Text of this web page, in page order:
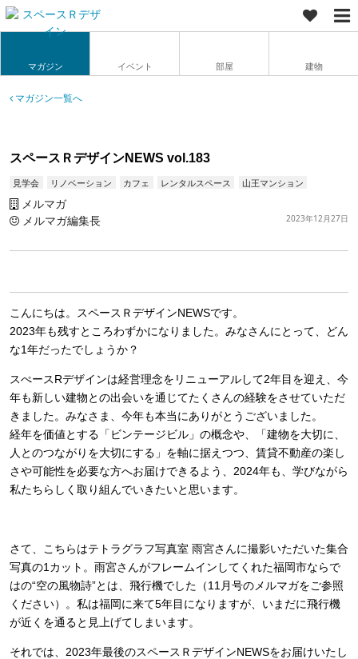
マガジン イベント 部屋 建物
マガジン一覧へ
スペースＲデザインNEWS vol.183
見学会 リノベーション カフェ レンタルスペース 山王マンション
メルマガ
メルマガ編集長
2023年12月27日
こんにちは。スペースＲデザインNEWSです。
2023年も残すところわずかになりました。みなさんにとって、どん
な1年だったでしょうか？
スぺースRデザインは経営理念をリニューアルして2年目を迎え、今
年も新しい建物との出会いを通じてたくさんの経験をさせていただ
きました。みなさま、今年も本当にありがとうございました。
経年を価値とする「ビンテージビル」の概念や、「建物を大切に、
人とのつながりを大切にする」を軸に据えつつ、賃貸不動産の楽し
さや可能性を必要な方へお届けできるよう、2024年も、学びながら
私たちらしく取り組んでいきたいと思います。
さて、こちらはテトラグラフ写真室 雨宮さんに撮影いただいた集合
写真の1カット。雨宮さんがフレームインしてくれた福岡市ならで
はの“空の風物詩”とは、飛行機でした（11月号のメルマガをご参照
ください）。私は福岡に来て5年目になりますが、いまだに飛行機
が近くを通ると見上げてしまいます。
それでは、2023年最後のスペースＲデザインNEWSをお届けいたし